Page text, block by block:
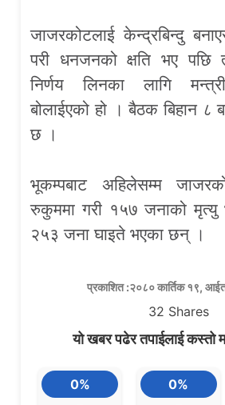
जाजरकोटलाई केन्द्रबिन्दु
परी धनजनको क्षति भए पछि
निर्णय लिनका लागि
बोलाईएको हो । बैठक बिहान ८
छ ।
भूकम्पबाट अहिलेसम्म
रुकुममा गरी १५७ जनाको
२५३ जना घाइते भएका छन् ।
प्रकाशित :२०८० कार्तिक १९,
32 Shares
यो खबर पढेर तपाईलाई कस्तो
0% 0%